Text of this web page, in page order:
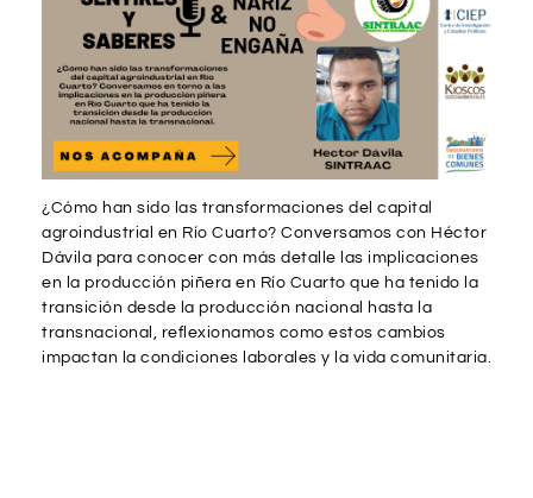
¿Cómo han sido las transformaciones del capital
agroindustrial en Río Cuarto? Conversamos con Héctor
Dávila para conocer con más detalle las implicaciones
en la producción piñera en Río Cuarto que ha tenido la
transición desde la producción nacional hasta la
transnacional, reflexionamos como estos cambios
impactan la condiciones laborales y la vida comunitaria.